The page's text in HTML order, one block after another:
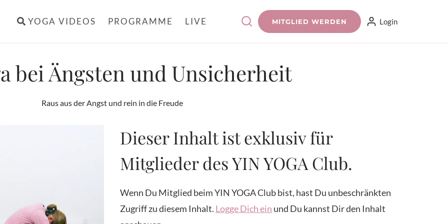
YOGA VIDEOS PROGRAMME LIVE MITGLIED WERDEN Login
bei Ängsten und Unsicherheit
Raus aus der Angst und rein in die Freude
Dieser Inhalt ist exklusiv für
Mitglieder des YIN YOGA Club.
Wenn Du Mitglied beim YIN YOGA Club bist, hast Du unbeschränkten
Zugriff zu diesem Inhalt. Logge Dich ein und Du kannst Dir den Inhalt